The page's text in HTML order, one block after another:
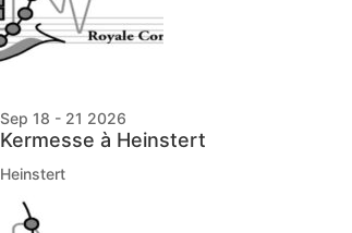
Sep 18 - 21 2026
Kermesse à Heinstert
Heinstert